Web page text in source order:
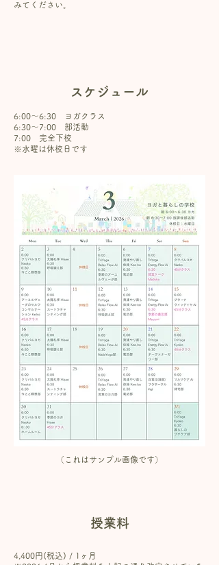
みてください。
スケジュール
6:00〜6:30 ヨガクラス
6:30〜7:00 部活動
7:00 完全下校
※水曜は休校日です
（これはサンプル画像です）
授業料
4,400円(税込) / 1ヶ月